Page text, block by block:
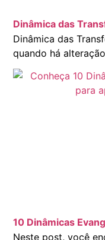
Dinâmica das
Dinâmica das
quando há
10 Dinâmicas
Neste post, você